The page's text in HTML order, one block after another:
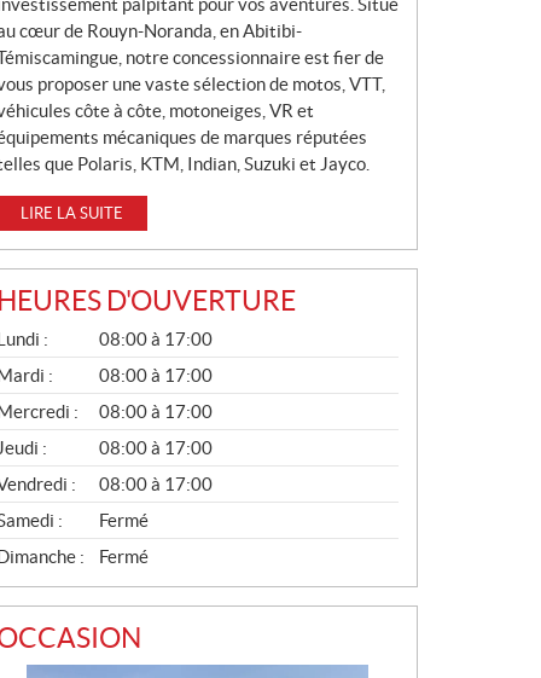
palpitant pour vos aventures. Situé
cœur de Rouyn-Noranda, en Abitibi-
notre concessionnaire est fier de
proposer une vaste sélection de motos, VTT,
côte à côte, motoneiges, VR et
mécaniques de marques réputées
que Polaris, KTM, Indian, Suzuki et Jayco.
LIRE LA SUITE
HEURES D'OUVERTURE
:
08:00 à 17:00
:
08:00 à 17:00
:
08:00 à 17:00
Jeudi :
08:00 à 17:00
:
08:00 à 17:00
:
Fermé
:
Fermé